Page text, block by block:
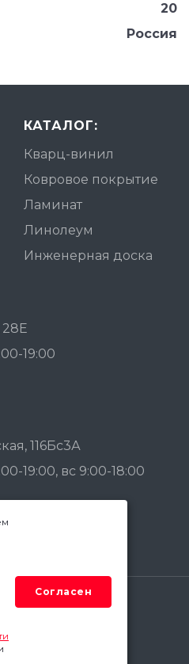
20
Россия
КАТАЛОГ:
Кварц-винил
Ковровое покрытие
Ламинат
Линолеум
Инженерная доска
19:00
116Бс3А
19:00, вс 9:00-18:00
- Ковров
Согласен